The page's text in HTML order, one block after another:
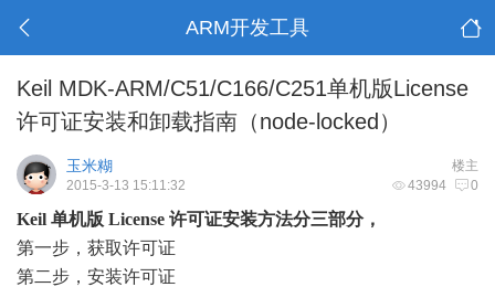
ARM开发工具
Keil MDK-ARM/C51/C166/C251单机版License
许可证安装和卸载指南（node-locked）
楼主
玉米糊
43994 0
2015-3-13 15:11:32
Keil 单机版 License 许可证安装方法分三部分，
第一步，获取许可证
第二步，安装许可证